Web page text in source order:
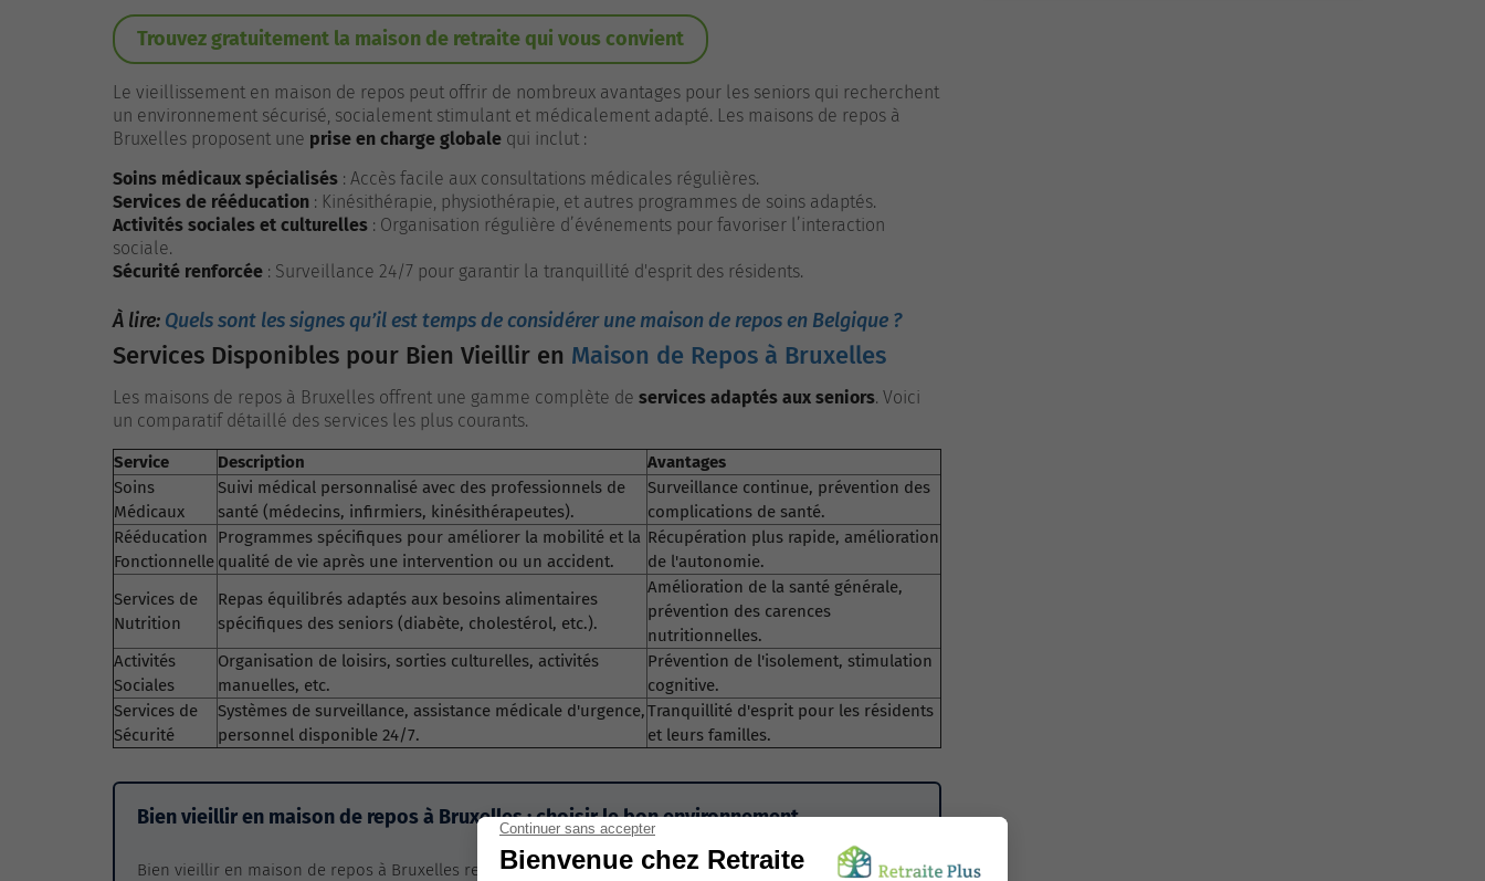
Trouvez gratuitement la maison de retraite qui vous convient
Le vieillissement en maison de repos peut offrir de nombreux avantages pour les seniors qui recherchent
un environnement sécurisé, socialement stimulant et médicalement adapté. Les maisons de repos à
Bruxelles proposent une prise en charge globale qui inclut :
Soins médicaux spécialisés : Accès facile aux consultations médicales régulières.
Services de rééducation : Kinésithérapie, physiothérapie, et autres programmes de soins adaptés.
Activités sociales et culturelles : Organisation régulière d’événements pour favoriser l’interaction
sociale.
Sécurité renforcée : Surveillance 24/7 pour garantir la tranquillité d'esprit des résidents.
À lire: Quels sont les signes qu’il est temps de considérer une maison de repos en Belgique ?
Services Disponibles pour Bien Vieillir en Maison de Repos à Bruxelles
Les maisons de repos à Bruxelles offrent une gamme complète de services adaptés aux seniors. Voici
un comparatif détaillé des services les plus courants.
Service Description
Avantages
Soins
Médicaux
Suivi médical personnalisé avec des professionnels de
santé (médecins, infirmiers, kinésithérapeutes).
Surveillance continue, prévention des
complications de santé.
Rééducation
Fonctionnelle
Programmes spécifiques pour améliorer la mobilité et la
qualité de vie après une intervention ou un accident.
Récupération plus rapide, amélioration
de l'autonomie.
Services de
Nutrition
Repas équilibrés adaptés aux besoins alimentaires
spécifiques des seniors (diabète, cholestérol, etc.).
Amélioration de la santé générale,
prévention des carences
nutritionnelles.
Activités
Sociales
Organisation de loisirs, sorties culturelles, activités
manuelles, etc.
Prévention de l'isolement, stimulation
cognitive.
Services de
Sécurité
Systèmes de surveillance, assistance médicale d'urgence,
personnel disponible 24/7.
Tranquillité d'esprit pour les résidents
et leurs familles.
Bien vieillir en maison de repos à Bruxelles : choisir le bon environnement
Bien vieillir en maison de repos à Bruxelles repose sur plusieurs facteurs essentiels : qualité de